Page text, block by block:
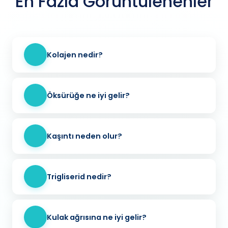
Kolajen nedir?
Öksürüğe ne iyi gelir?
Kaşıntı neden olur?
Trigliserid nedir?
Kulak ağrısına ne iyi gelir?